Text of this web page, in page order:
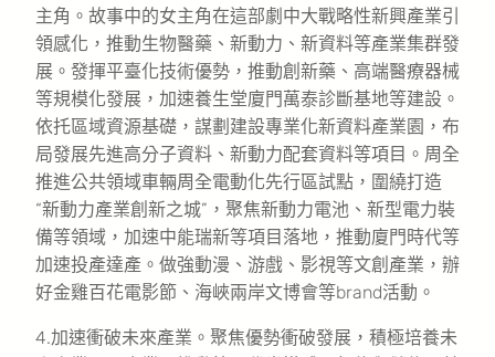
主角。故事中的女主角在這部劇中大戰略性新興產業引
領感化，推動生物醫藥、新動力、新資料等產業集群發
展。發揮平臺化技術優勢，推動創新藥、高端醫療器械
等規模化發展，加速養生堂廈門萬泰診斷基地等建設。
依托區域資源基礎，謀劃建設專業化新資料產業園，布
局發展先進高分子資料、新動力配套資料等項目。周全
推進公共領域車輛周全電動化先行區試點，圍繞打造
“新動力產業創新之城”，聚焦新動力電池、新型電力裝
備等領域，加速中能瑞新等項目落地，推動廈門時代等
加速投產達產。做強動漫、游戲、影視等文創產業，辦
好金雞百花電影節、海峽兩岸文博會等brand活動。
4.加速衝破未來產業。聚焦優勢衝破發展，積極培養未